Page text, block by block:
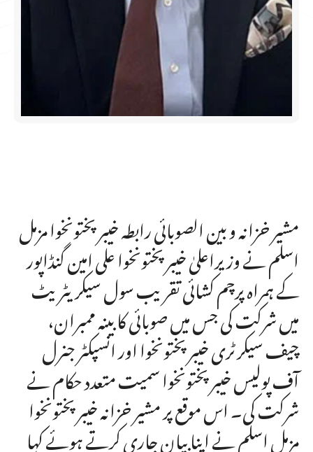
مشیر خزانہ و بین الصوبائی رابطہ خیبرپختونخوا مزمل
اسلم نے وزیراعلیٰ خیبرپختونخوا علی امین گنڈاپور
کے ہمراہ پرچم کشائی تقریب سول سیکریٹریٹ
میں شرکت کی جس میں صوبائی کابینہ ممبران،
چیف سیکرٹری خیبرپختونخوا اور انسپکٹر جنرل
آف پولیس خیبرپختونخوا سمیت متعدد حکام نے
شرکت کی۔ اس موقع پر مشیر خزانہ خیبرپختونخوا
مزمل اسلم نے اپنا بیان جاری کرتے ہوئے کہا